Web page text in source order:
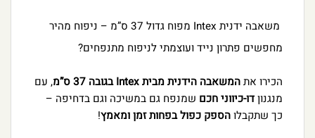
משאבה ידנית Intex מפוח גדול 37 ס”מ – ניפוח מהיר
מחפשים פתרון נייד ועוצמתי לניפוח מתנפחים?
הכירו אתהמשאבה הידנית מבית Intex בגובה 37 ס”מ
, עם
מנגנוןדו-כיווני חכם שמנפח גם במשיכה וגם בדחיפה –
כך שתקבלוהספק כפול בפחות זמן ומאמץ!